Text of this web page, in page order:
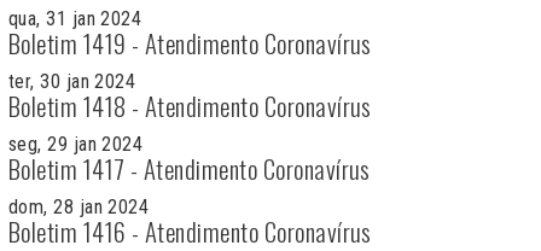
qua, 31 jan 2024
Boletim 1419 - Atendimento Coronavírus
ter, 30 jan 2024
Boletim 1418 - Atendimento Coronavírus
seg, 29 jan 2024
Boletim 1417 - Atendimento Coronavírus
dom, 28 jan 2024
Boletim 1416 - Atendimento Coronavírus